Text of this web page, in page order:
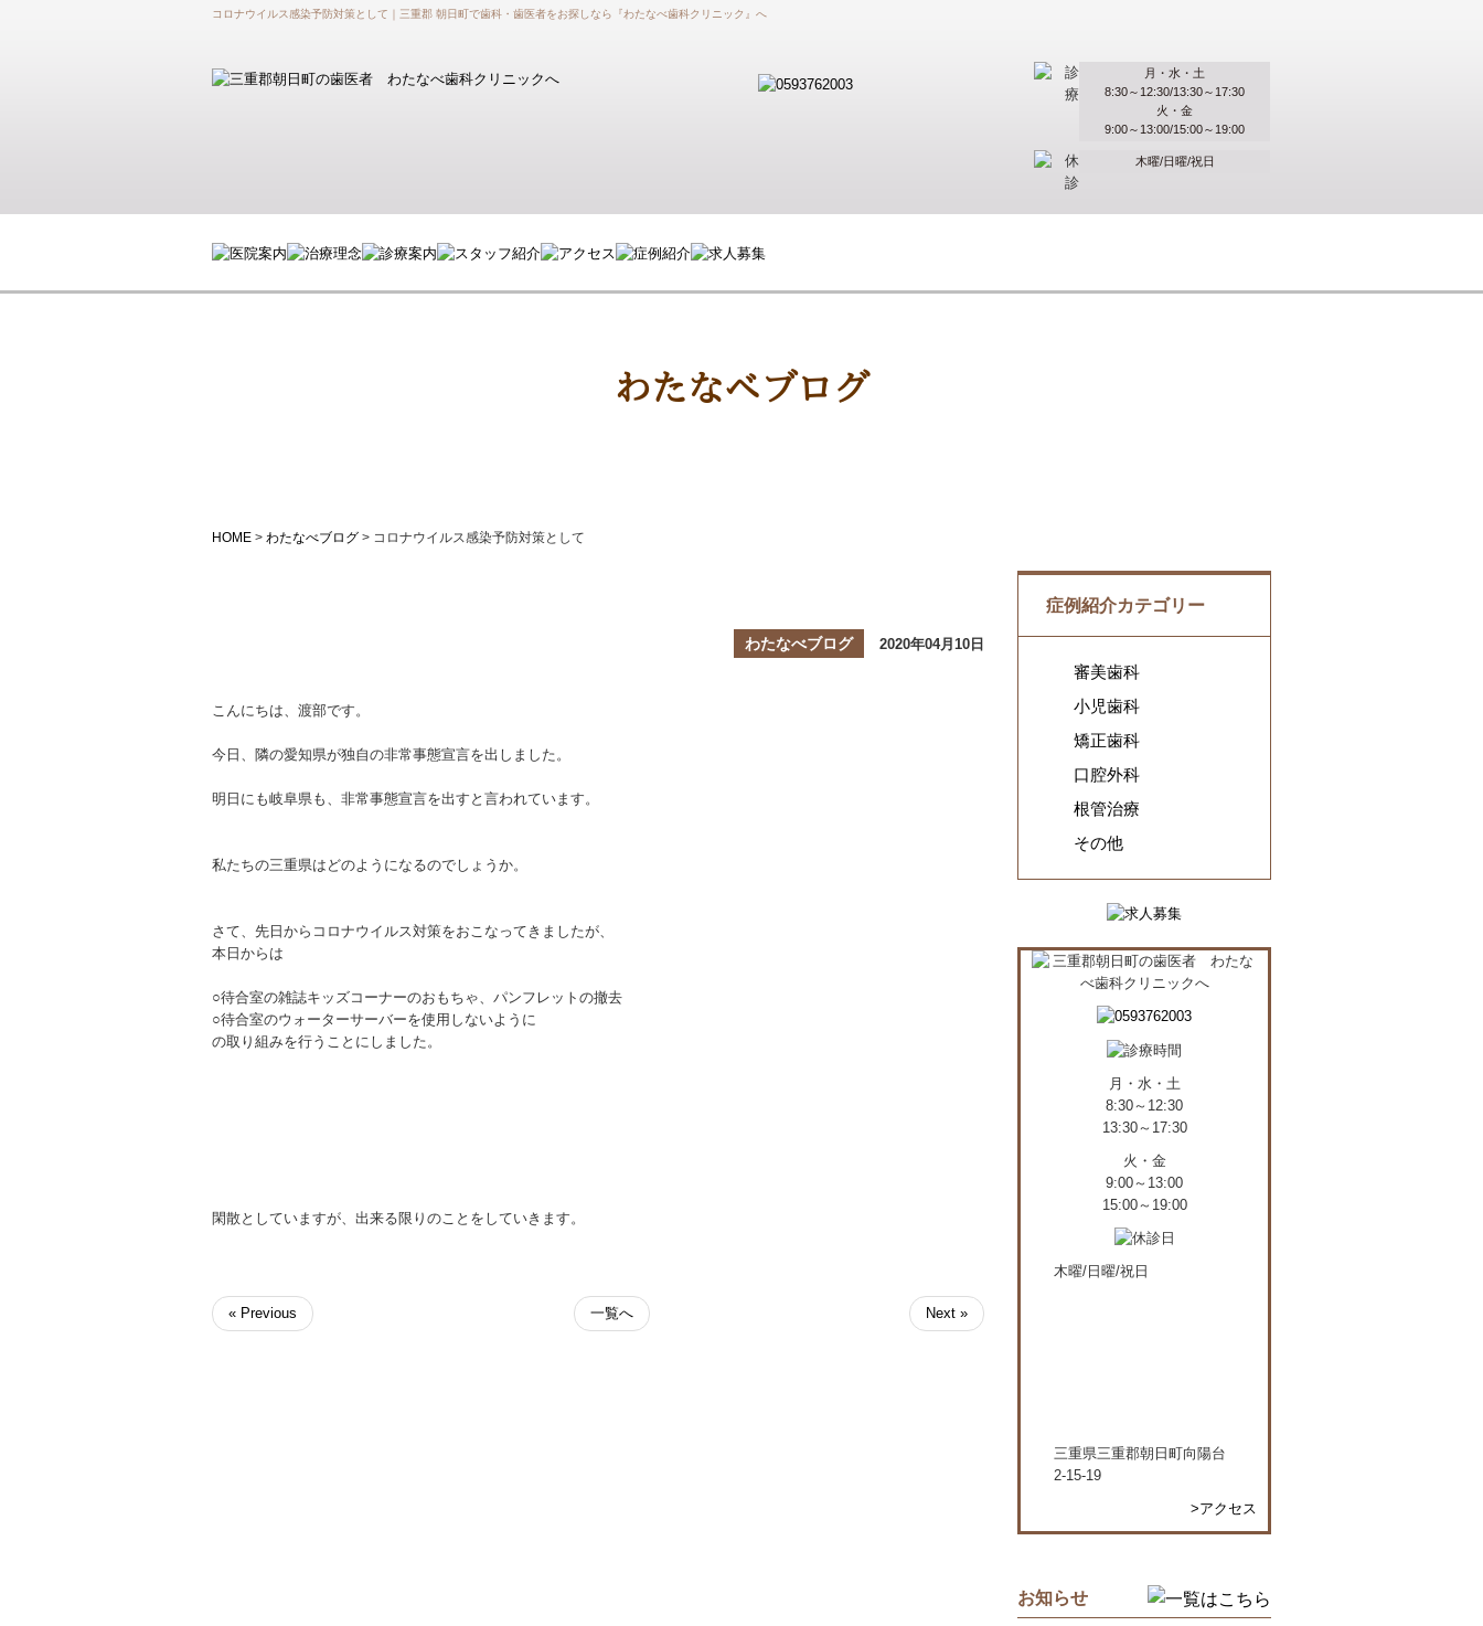
コロナウイルス感染予防対策として｜三重郡 朝日町で歯科・歯医者をお探しなら『わたなべ歯科クリニック』へ
月・水・土
8:30～12:30/13:30～17:30
火・金
9:00～13:00/15:00～19:00
木曜/日曜/祝日
わたなべブログ
HOME > わたなべブログ > コロナウイルス感染予防対策として
わたなべブログ 2020年04月10日
こんにちは、渡部です。
今日、隣の愛知県が独自の非常事態宣言を出しました。
明日にも岐阜県も、非常事態宣言を出すと言われています。
私たちの三重県はどのようになるのでしょうか。
さて、先日からコロナウイルス対策をおこなってきましたが、
本日からは
○待合室の雑誌キッズコーナーのおもちゃ、パンフレットの撤去
○待合室のウォーターサーバーを使用しないように
の取り組みを行うことにしました。
閑散としていますが、出来る限りのことをしていきます。
« Previous 一覧へ Next »
症例紹介カテゴリー
審美歯科
小児歯科
矯正歯科
口腔外科
根管治療
その他
月・水・土
8:30～12:30
13:30～17:30
火・金
9:00～13:00
15:00～19:00
木曜/日曜/祝日
三重県三重郡朝日町向陽台
2-15-19
>アクセス
お知らせ